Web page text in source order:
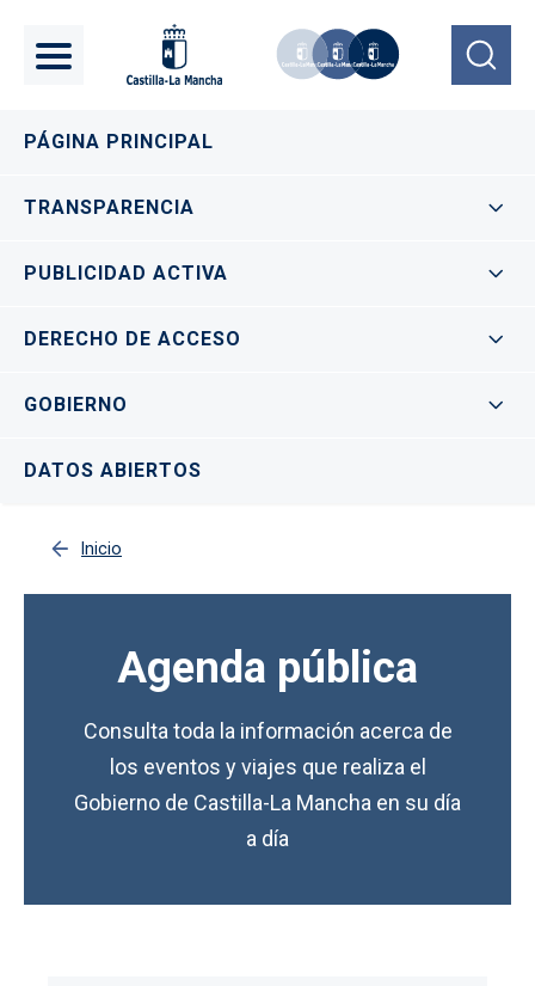
Navegación principal
PÁGINA PRINCIPAL
TRANSPARENCIA
PUBLICIDAD ACTIVA
DERECHO DE ACCESO
GOBIERNO
DATOS ABIERTOS
Inicio
Agenda pública
Consulta toda la información acerca de
los eventos y viajes que realiza el
Gobierno de Castilla-La Mancha en su día
a día